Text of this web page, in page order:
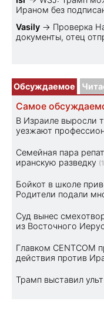
Ираном без
Vasily → Проверка
документы, отец
Обсуждаемое
Самое
В Израиле выросли
уезжают
Семейная пара
иранскую разведку
Бойкот в школе
Родители подали
Суд вынес
из Восточного
Главком CENTCOM
действия против
Трамп выставил